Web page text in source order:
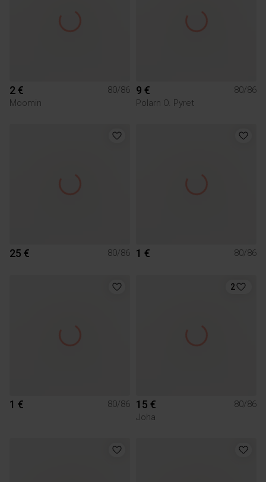
2 €
80/86
Moomin
9 €
80/86
Polarn O. Pyret
25 € 80/86 1 € 80/86
1 € 80/86
2
15 €
80/86
Joha